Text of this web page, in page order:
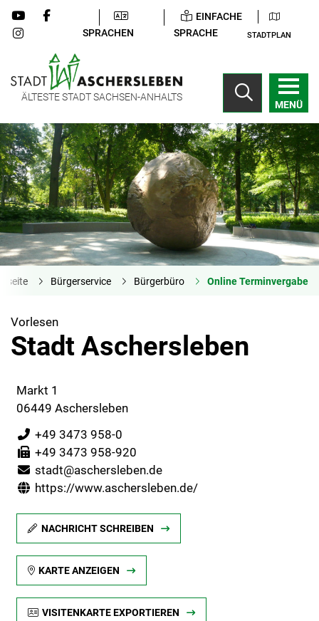
SPRACHEN
EINFACHE
SPRACHE
STADTPLAN
ÄLTESTE STADT SACHSEN-ANHALTS
MENÜ
Bürgerservice Bürgerbüro Online Terminvergabe
Vorlesen
Stadt Aschersleben
Markt 1
06449 Aschersleben
+49 3473 958-0
+49 3473 958-920
stadt@aschersleben.de
https://www.aschersleben.de/
NACHRICHT SCHREIBEN
KARTE ANZEIGEN
VISITENKARTE EXPORTIEREN